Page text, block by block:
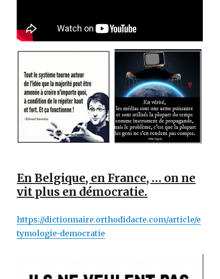
En Belgique, en France, … on ne
vit plus en démocratie.
https://dictionnaire.orthodidacte.com/article/e
tymologie-democratie